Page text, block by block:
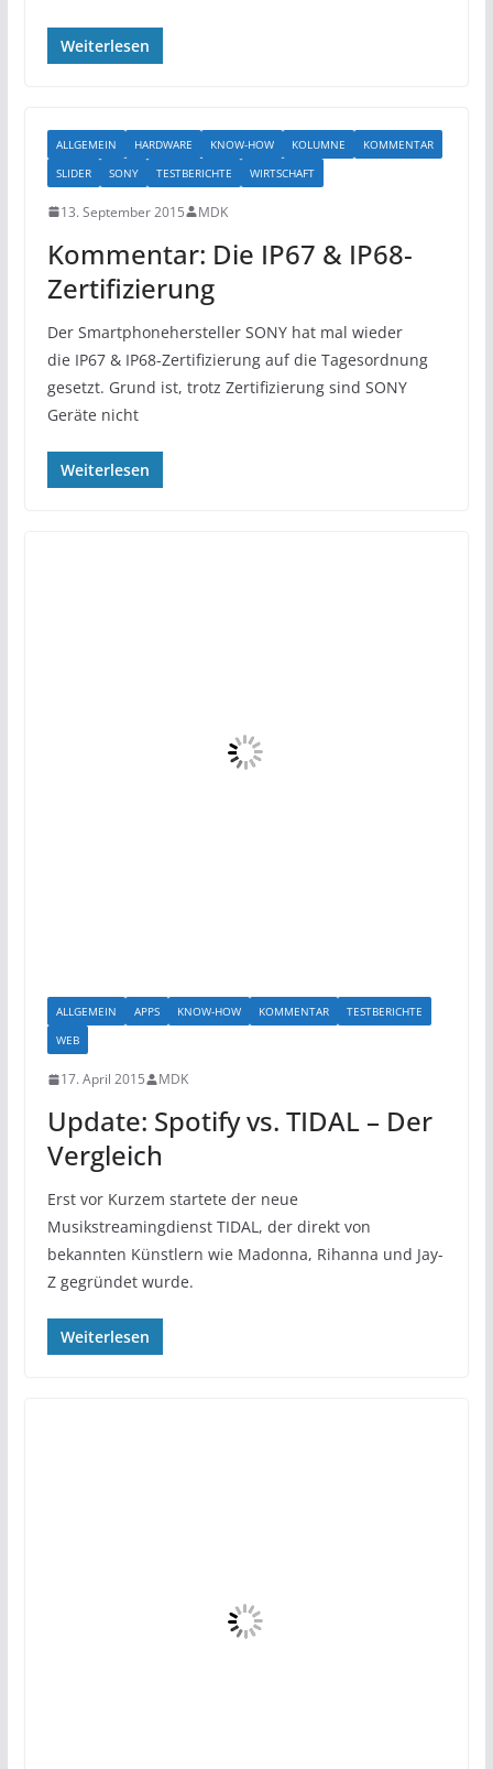
Weiterlesen
ALLGEMEIN HARDWARE KNOW-HOW KOLUMNE
KOMMENTAR
SLIDER
SONY TESTBERICHTE WIRTSCHAFT
13. September 2015 MDK
Kommentar: Die IP67 & IP68-
Zertifizierung
Der Smartphonehersteller SONY hat mal wieder
die IP67 & IP68-Zertifizierung auf die Tagesordnung
gesetzt. Grund ist, trotz Zertifizierung sind SONY
Geräte nicht
Weiterlesen
ALLGEMEIN APPS KNOW-HOW KOMMENTAR
TESTBERICHTE
WEB
17. April 2015 MDK
Update: Spotify vs. TIDAL – Der
Vergleich
Erst vor Kurzem startete der neue
Musikstreamingdienst TIDAL, der direkt von
bekannten Künstlern wie Madonna, Rihanna und Jay-
Z gegründet wurde.
Weiterlesen